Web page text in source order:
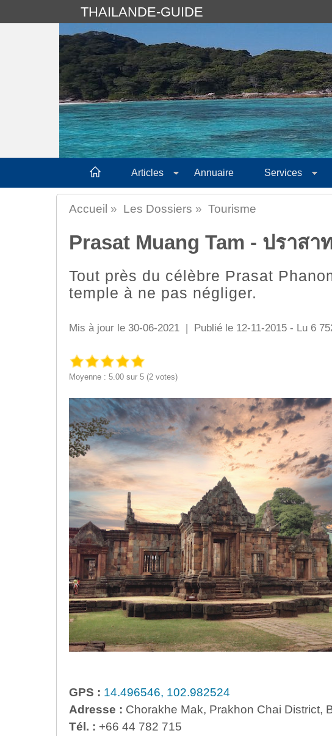
THAILANDE-GUIDE
Articles Annuaire Services
Accueil » Les Dossiers » Tourisme
Prasat Muang Tam - ปราสา
Tout près du célèbre Prasat
temple à ne pas négliger.
Mis à jour le 30-06-2021 | Publié le 12-11-2015 - Lu 6
Moyenne : 5.00 sur 5 (2 votes)
GPS : 14.496546, 102.982524
Adresse : Chorakhe Mak, Prakhon Chai District,
Tél. : +66 44 782 715